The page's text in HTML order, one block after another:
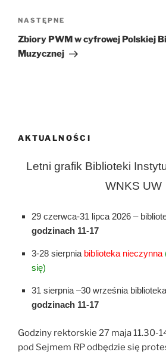
Następny
wpis
NASTĘPNE
Zbiory PWM w cyfrowej Polskiej
Muzycznej
AKTUALNOŚCI
Letni grafik Biblioteki
WNKS UW
29 czerwca-31 lipca 2026 –
godzinach 11-17
3-28 sierpnia biblioteka nieczynna
się)
31 sierpnia –30 września biblioteka
godzinach 11-17
Godziny rektorskie 27 maja 11.30-
pod Sejmem RP odbędzie się